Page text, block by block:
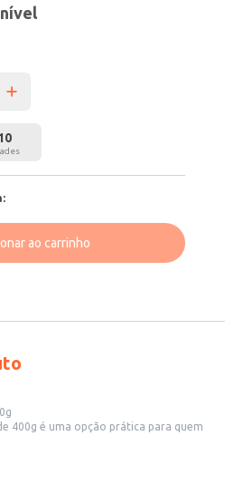
ao carrinho
400g é uma opção prática para quem
a bisnaguinha é versátil e pode ser